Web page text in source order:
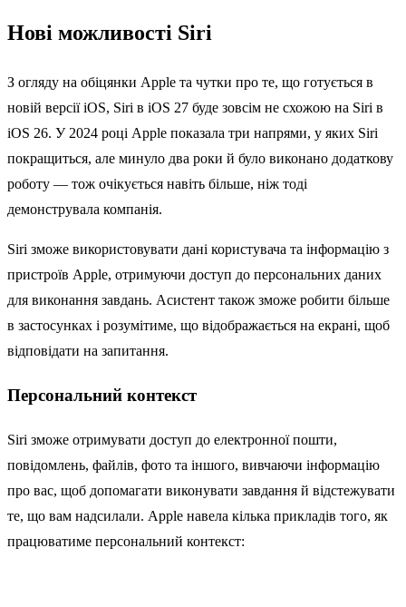
Нові можливості Siri
З огляду на обіцянки Apple та чутки про те, що готується в
новій версії iOS, Siri в iOS 27 буде зовсім не схожою на Siri в
iOS 26. У 2024 році Apple показала три напрями, у яких Siri
покращиться, але минуло два роки й було виконано додаткову
роботу — тож очікується навіть більше, ніж тоді
демонструвала компанія.
Siri зможе використовувати дані користувача та інформацію з
пристроїв Apple, отримуючи доступ до персональних даних
для виконання завдань. Асистент також зможе робити більше
в застосунках і розумітиме, що відображається на екрані, щоб
відповідати на запитання.
Персональний контекст
Siri зможе отримувати доступ до електронної пошти,
повідомлень, файлів, фото та іншого, вивчаючи інформацію
про вас, щоб допомагати виконувати завдання й відстежувати
те, що вам надсилали. Apple навела кілька прикладів того, як
працюватиме персональний контекст: